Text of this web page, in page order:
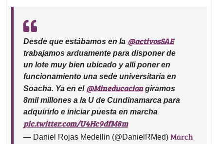
Desde que estábamos en la @activosSAE
trabajamos arduamente para disponer de
un lote muy bien ubicado y alli poner en
funcionamiento una sede universitaria en
Soacha. Ya en el @Mineducaciongiramos
8mil millones a la U de Cundinamarca para
adquirirlo e iniciar puesta en marcha
pic.twitter.com/U4Hc9dfM8m
— Daniel Rojas Medellin (@DanielRMed) March